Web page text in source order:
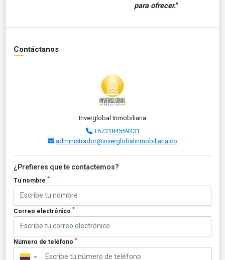
para ofrecer."
Contáctanos
Inverglobal Inmobiliaria
+573184559431
administrador@inverglobalinmobiliaria.co
¿Prefieres que te contactemos?
Tu nombre *
Correo electrónico *
Número de teléfono *
▼